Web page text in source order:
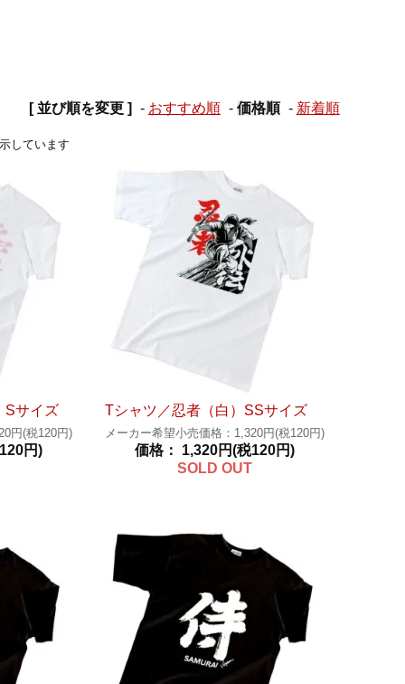
[ 並び順を変更 ] - おすすめ順 - 価格順 - 新着順
しています
Sサイズ
円(税120円)
円)
Tシャツ／忍者（白）SSサイズ
メーカー希望小売価格：1,320円(税120円)
価格： 1,320円(税120円)
SOLD OUT